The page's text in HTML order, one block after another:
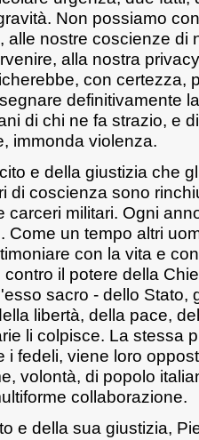
Non possiamo
alle nostre coscienze di
alla nostra
con certezza,
definitivamente
di chi ne fa strazio, e
immonda violenza.
e della giustizia che
di coscienza sono
carceri militari. Ogni
Come un tempo altri
con la vita e
il potere della
sacro - dello Stato,
libertà, della pace,
li colpisce. La stessa
i fedeli, viene loro
volontà, di popolo
collaborazione.
e della sua giustizia,